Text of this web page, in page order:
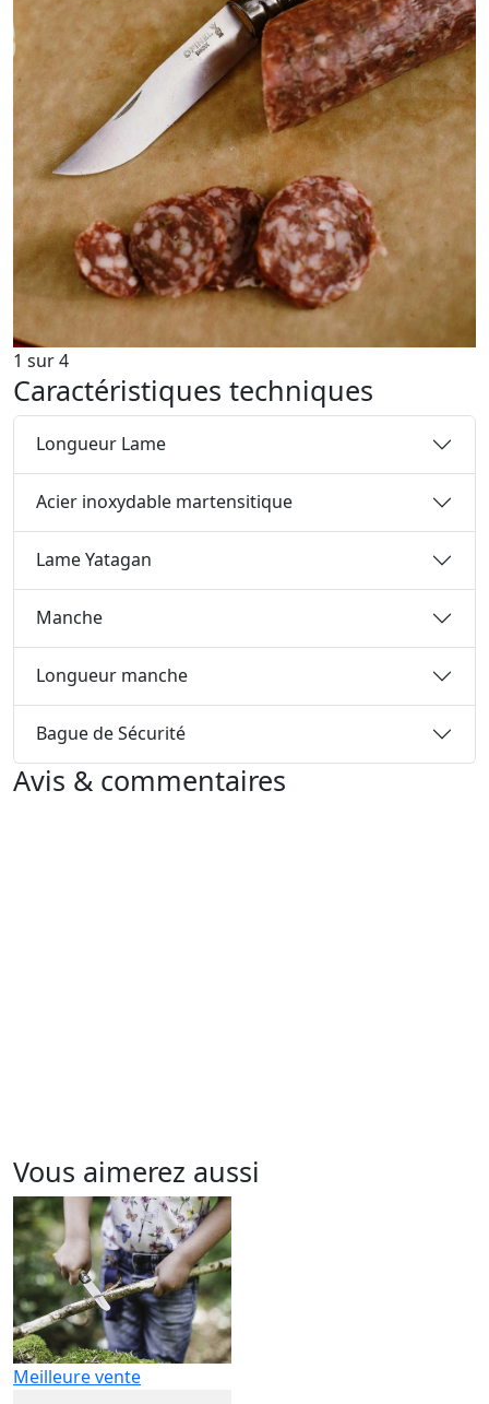
1 sur4
Caractéristiques techniques
Longueur Lame
Acier inoxydable martensitique
Lame Yatagan
Manche
Longueur manche
Bague de Sécurité
Avis & commentaires
Vous aimerez aussi
Meilleure vente